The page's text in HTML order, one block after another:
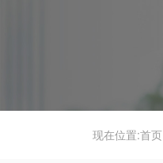
现在位置:首页